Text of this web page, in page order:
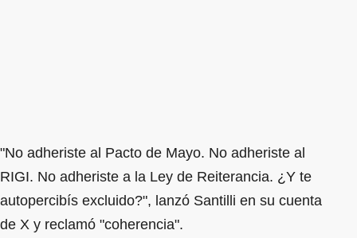
"No adheriste al Pacto de Mayo. No adheriste al
RIGI. No adheriste a la Ley de Reiterancia. ¿Y te
autopercibís excluido?", lanzó Santilli en su cuenta
de X y reclamó "coherencia".